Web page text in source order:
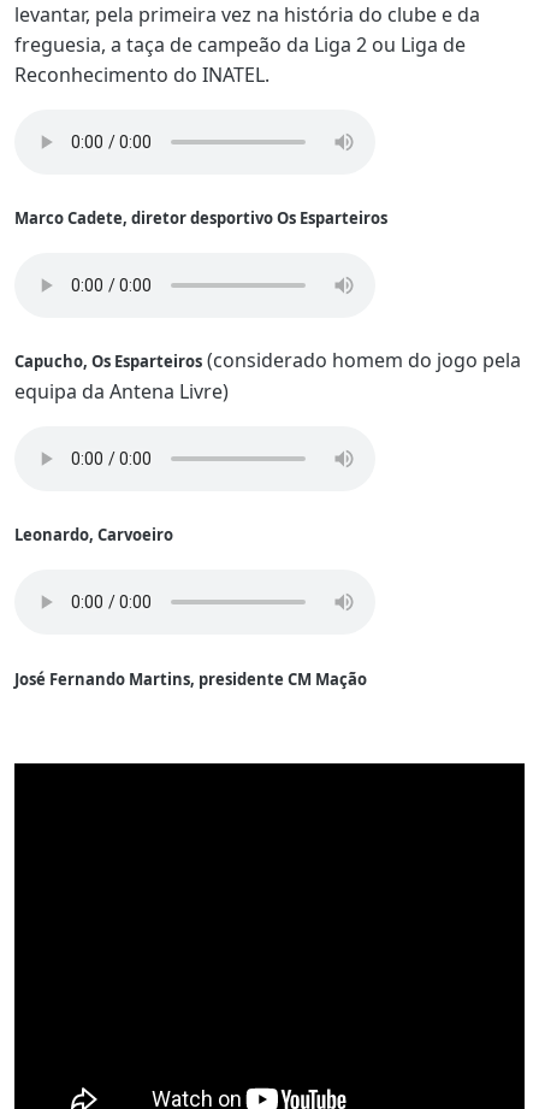
levantar, pela primeira vez na história do clube e da
freguesia, a taça de campeão da Liga 2 ou Liga de
Reconhecimento do INATEL.
Marco Cadete, diretor desportivo Os Esparteiros
Capucho, Os Esparteiros (considerado homem do jogo pela
equipa da Antena Livre)
Leonardo, Carvoeiro
José Fernando Martins, presidente CM Mação